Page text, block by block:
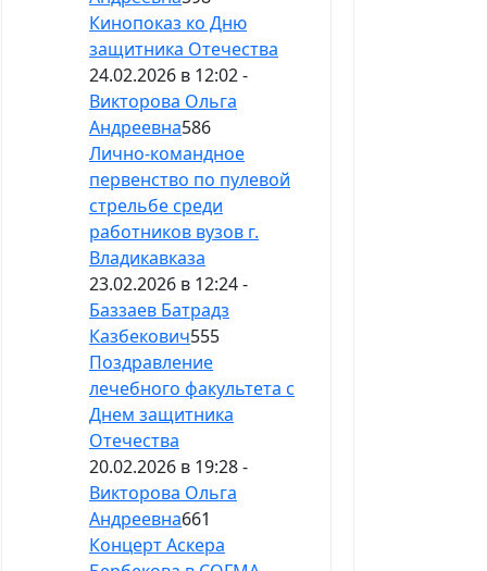
Кинопоказ ко Дню
защитника Отечества
24.02.2026 в 12:02 -
Викторова Ольга
Андреевна586
Лично-командное
первенство по пулевой
стрельбе среди
работников вузов г.
Владикавказа
23.02.2026 в 12:24 -
Баззаев Батрадз
Казбекович555
Поздравление
лечебного факультета с
Днем защитника
Отечества
20.02.2026 в 19:28 -
Викторова Ольга
Андреевна661
Концерт Аскера